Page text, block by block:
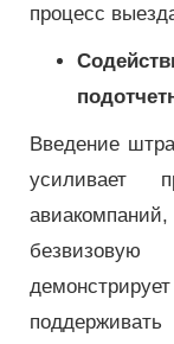
процесс
Введение
усиливает